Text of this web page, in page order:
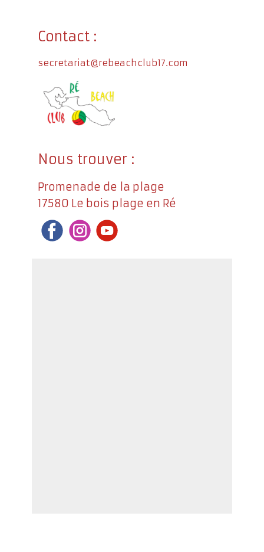
Contact :
secretariat@rebeachclub17.com
Nous trouver :
Promenade de la plage
17580 Le bois plage en Ré